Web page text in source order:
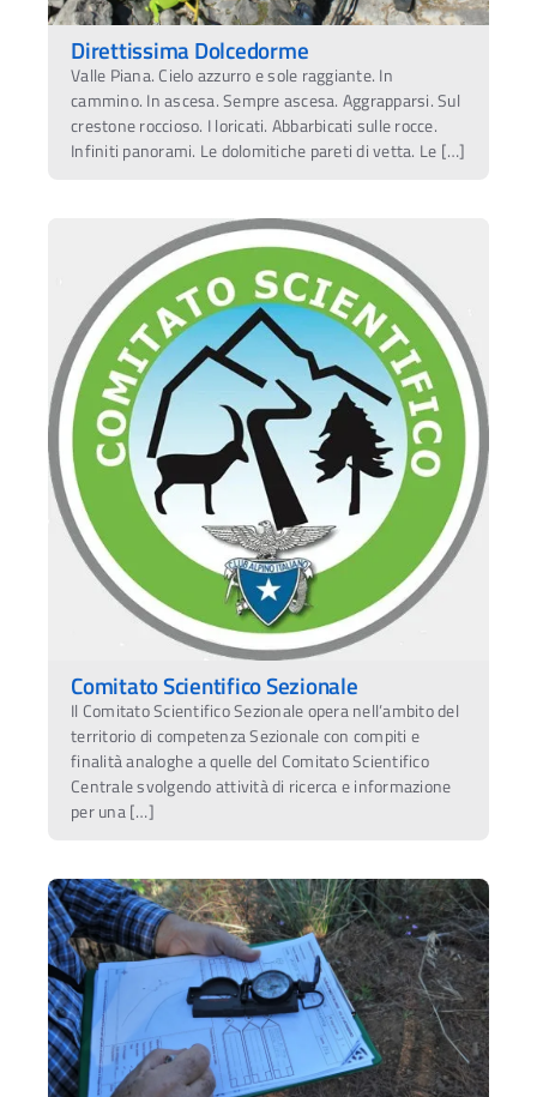
Direttissima Dolcedorme
Valle Piana. Cielo azzurro e sole raggiante. In
cammino. In ascesa. Sempre ascesa. Aggrapparsi. Sul
crestone roccioso. I loricati. Abbarbicati sulle rocce.
Infiniti panorami. Le dolomitiche pareti di vetta. Le […]
Comitato Scientifico Sezionale
Il Comitato Scientifico Sezionale opera nell’ambito del
territorio di competenza Sezionale con compiti e
finalità analoghe a quelle del Comitato Scientifico
Centrale svolgendo attività di ricerca e informazione
per una […]